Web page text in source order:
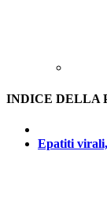
INDICE DELLA
Epatiti